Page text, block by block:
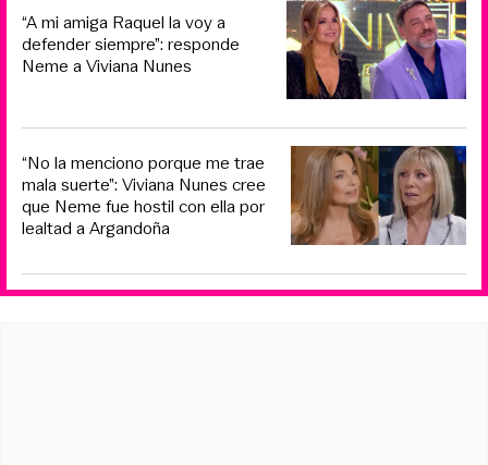
“A mi amiga Raquel la voy a
defender siempre”: responde
Neme a Viviana Nunes
“No la menciono porque me trae
mala suerte”: Viviana Nunes cree
que Neme fue hostil con ella por
lealtad a Argandoña